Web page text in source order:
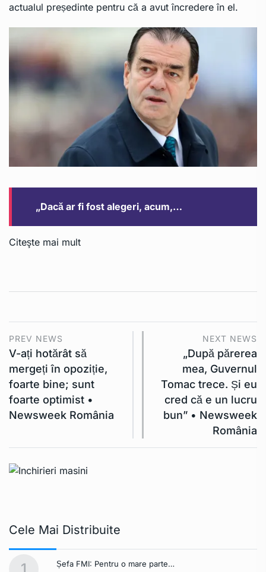
actualul președinte pentru că a avut încredere în el.
„Dacă ar fi fost alegeri, acum,…
Citeşte mai mult
PREV NEWS
V-ați hotărât să
mergeți în opoziție,
foarte bine; sunt
foarte optimist •
Newsweek România
NEXT NEWS
„După părerea
mea, Guvernul
Tomac trece. Și eu
cred că e un lucru
bun” • Newsweek
România
Cele Mai Distribuite
Șefa FMI: Pentru o mare parte…